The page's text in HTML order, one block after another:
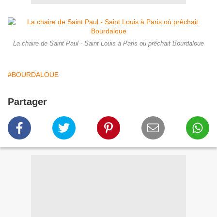
La chaire de Saint Paul - Saint Louis à Paris où prêchait Bourdaloue
#BOURDALOUE
Partager